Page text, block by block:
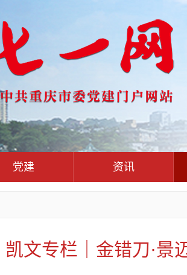
党建
层组织建设
资讯
党务知识
凯文专栏｜金错刀·景